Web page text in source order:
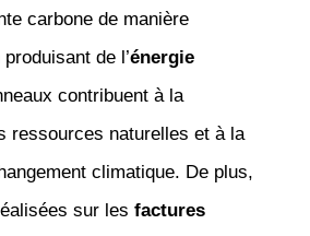
carbone de manière
de l’énergie
contribuent à la
ressources naturelles et à la
climatique. De plus,
sur les factures